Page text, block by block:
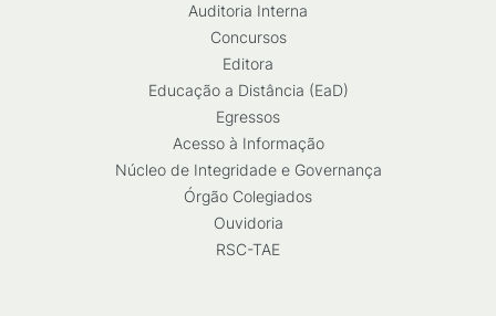
Auditoria Interna
Concursos
Editora
Educação a Distância (EaD)
Egressos
Acesso à Informação
Núcleo de Integridade e Governança
Órgão Colegiados
Ouvidoria
RSC-TAE